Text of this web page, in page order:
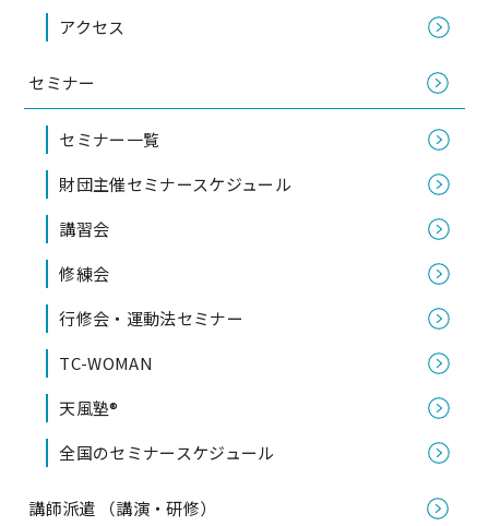
アクセス
セミナー
セミナー一覧
財団主催セミナースケジュール
講習会
修練会
行修会・運動法セミナー
TC-WOMAN
天風塾®
全国のセミナースケジュール
講師派遣 （講演・研修）